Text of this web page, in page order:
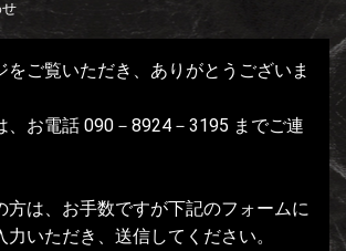
をご覧いただき、ありがとうございま
、お電話 090－8924－3195 までご連
方は、お手数ですが下記のフォームに
力いただき、送信してください。